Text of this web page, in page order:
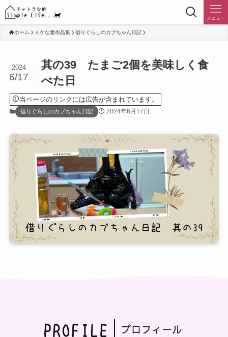
メニュー
ホーム ミケな妻作品集 借りぐらしのカブちゃん日記
其の39 たまご2個を美味しく食
べた日
2024
6/17
当ページのリンクには広告が含まれています。
借りぐらしのカブちゃん日記 2024年6月17日